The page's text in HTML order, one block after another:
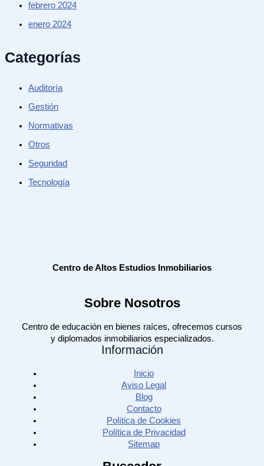
febrero 2024
enero 2024
Categorías
Auditoría
Gestión
Normativas
Otros
Seguridad
Tecnología
Centro de Altos Estudios Inmobiliarios
Sobre Nosotros
Centro de educación en bienes raíces, ofrecemos cursos
y diplomados inmobiliarios especializados.
Información
Inicio
Aviso Legal
Blog
Contacto
Política de Cookies
Política de Privacidad
Sitemap